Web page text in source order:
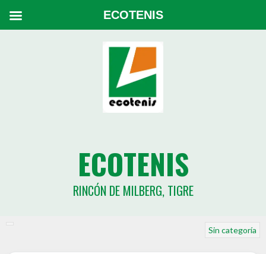
ECOTENIS
RINCÓN DE MILBERG, TIGRE
Sin categoría
ECOTENIS